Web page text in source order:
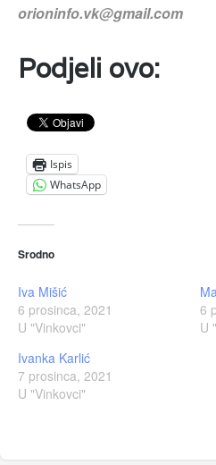
orioninfo.vk@gmail.com
Podjeli ovo:
Ispis
WhatsApp
Srodno
Iva Mišić
6 prosinca, 2021
U "Vinkovci"
6
U
Ivanka Karlić
7 prosinca, 2021
U "Vinkovci"